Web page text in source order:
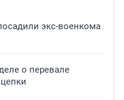
экс-военкома
о перевале